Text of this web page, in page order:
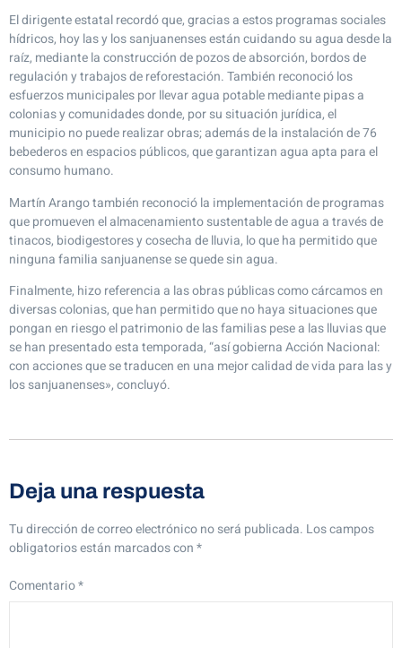
El dirigente estatal recordó que, gracias a estos programas sociales
hídricos, hoy las y los sanjuanenses están cuidando su agua desde la
raíz, mediante la construcción de pozos de absorción, bordos de
regulación y trabajos de reforestación. También reconoció los
esfuerzos municipales por llevar agua potable mediante pipas a
colonias y comunidades donde, por su situación jurídica, el
municipio no puede realizar obras; además de la instalación de 76
bebederos en espacios públicos, que garantizan agua apta para el
consumo humano.
Martín Arango también reconoció la implementación de programas
que promueven el almacenamiento sustentable de agua a través de
tinacos, biodigestores y cosecha de lluvia, lo que ha permitido que
ninguna familia sanjuanense se quede sin agua.
Finalmente, hizo referencia a las obras públicas como cárcamos en
diversas colonias, que han permitido que no haya situaciones que
pongan en riesgo el patrimonio de las familias pese a las lluvias que
se han presentado esta temporada, “así gobierna Acción Nacional:
con acciones que se traducen en una mejor calidad de vida para las y
los sanjuanenses», concluyó.
Deja una respuesta
Tu dirección de correo electrónico no será publicada. Los campos
obligatorios están marcados con*
Comentario*